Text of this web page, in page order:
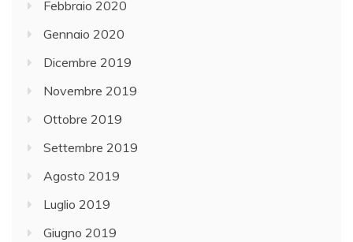
Febbraio 2020
Gennaio 2020
Dicembre 2019
Novembre 2019
Ottobre 2019
Settembre 2019
Agosto 2019
Luglio 2019
Giugno 2019